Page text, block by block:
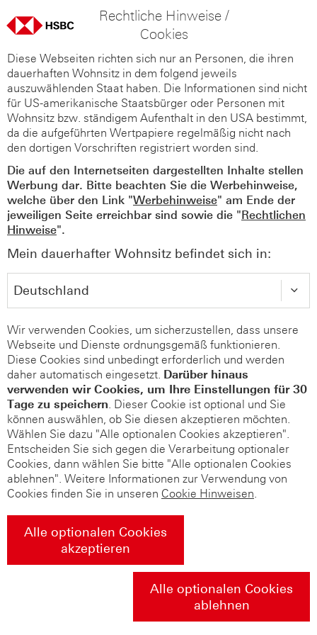
Rechtliche Hinweise /
Cookies
Diese Webseiten richten sich nur an Personen, die ihren
dauerhaften Wohnsitz in dem folgend jeweils
auszuwählenden Staat haben. Die Informationen sind nicht
für US-amerikanische Staatsbürger oder Personen mit
Wohnsitz bzw. ständigem Aufenthalt in den USA bestimmt,
da die aufgeführten Wertpapiere regelmäßig nicht nach
den dortigen Vorschriften registriert worden sind.
Die auf den Internetseiten dargestellten Inhalte stellen
Werbung dar. Bitte beachten Sie die Werbehinweise,
welche über den Link "Werbehinweise" am Ende der
jeweiligen Seite erreichbar sind sowie die "Rechtlichen
Hinweise".
Mein dauerhafter Wohnsitz befindet sich in:
Wir verwenden Cookies, um sicherzustellen, dass unsere
Webseite und Dienste ordnungsgemäß funktionieren.
Diese Cookies sind unbedingt erforderlich und werden
daher automatisch eingesetzt. Darüber hinaus
verwenden wir Cookies, um Ihre Einstellungen für 30
Tage zu speichern. Dieser Cookie ist optional und Sie
können auswählen, ob Sie diesen akzeptieren möchten.
Wählen Sie dazu "Alle optionalen Cookies akzeptieren".
Entscheiden Sie sich gegen die Verarbeitung optionaler
Cookies, dann wählen Sie bitte "Alle optionalen Cookies
ablehnen". Weitere Informationen zur Verwendung von
Cookies finden Sie in unseren Cookie Hinweisen.
Alle optionalen Cookies
akzeptieren
Alle optionalen Cookies
ablehnen